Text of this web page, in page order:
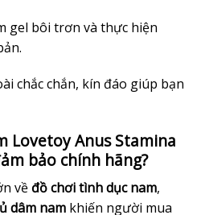
gel bôi trơn và thực hiện
chắc chắn, kín đáo giúp bạn
Lovetoy Anus Stamina
bảo chính hãng?
vềđồ chơi tình dục nam,
dâm nam khiến người mua